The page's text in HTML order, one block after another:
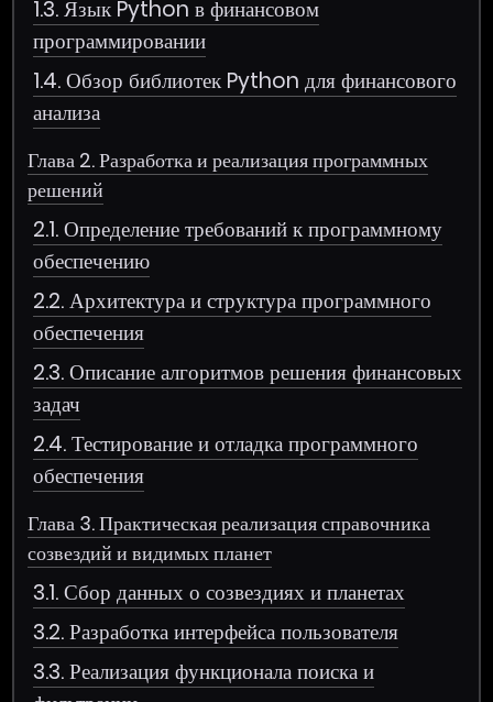
1.3. Язык Python в финансовом
программировании
1.4. Обзор библиотек Python для финансового
анализа
Глава 2. Разработка и реализация программных
решений
2.1. Определение требований к программному
обеспечению
2.2. Архитектура и структура программного
обеспечения
2.3. Описание алгоритмов решения финансовых
задач
2.4. Тестирование и отладка программного
обеспечения
Глава 3. Практическая реализация справочника
созвездий и видимых планет
3.1. Сбор данных о созвездиях и планетах
3.2. Разработка интерфейса пользователя
3.3. Реализация функционала поиска и